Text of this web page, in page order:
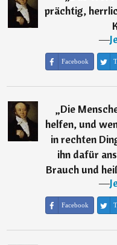
prächtig,
―
Facebook
„Die
helfen, und
in rechten
ihn dafür
Brauch und
―
Facebook